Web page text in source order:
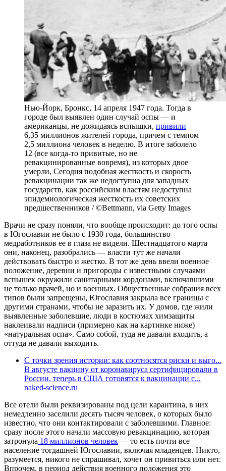
Нью-Йорк, Бронкс, 14 апреля 1947 года. Тогда в
городе был выявлен один случай оспы — и
американцы, не дожидаясь вспышки, привили
6,35 миллионов жителей города, причем с темпом
2,5 миллиона человек в неделю. В итоге заболело
12 (все когда-то привитые, но не
ревакцинированные вовремя), из которых двое
умерли, Сегодня подобная жесткость и скорость
ревакцинации так же недоступна для западных
государств, как российским властям недоступна
эпидемиологическая жесткость их советских
предшественников / ©Bettmann, via Getty Images
Врачи не сразу поняли, что вообще происходит: до того оспы
в Югославии не было с 1930 года, большинство
медработников ее в глаза не видели. Шестнадцатого марта
они, наконец, разобрались — власти тут же начали
действовать быстро и жестко. В тот же день ввели военное
положение, деревни и пригороды с известными случаями
вспышек окружили санитарными кордонами, включавшими
не только врачей, но и военных. Общественные собрания всех
типов были запрещены, Югославия закрыла все границы с
другими странами, чтобы не заразить их. У домов, где жили
выявленные заболевшие, люди в костюмах химзащиты
наклеивали надписи (примерно как на картинке ниже)
«натуральная оспа». Само собой, туда не давали входить, а
оттуда не давали выходить.
С точки зрения истории: как соотносятся риски и выго...
В августе вакцину от коронавируса сертифицировали в
России, теперь в США готовятся к вакцинации с...
naked-science.ru
Все отели были реквизированы под цели карантина, в них
немедленно заселили десять тысяч человек, о которых было
известно, что они контактировали с заболевшими. Главное:
сразу после этого начали массовую ревакцинацию, которая
затронула 18 миллионов человек — то есть почти все
население тогдашней Югославии, включая младенцев. Никто,
разумеется, никого не спрашивал, хочет он привиться или нет.
Впрочем, в период действия военного положения это